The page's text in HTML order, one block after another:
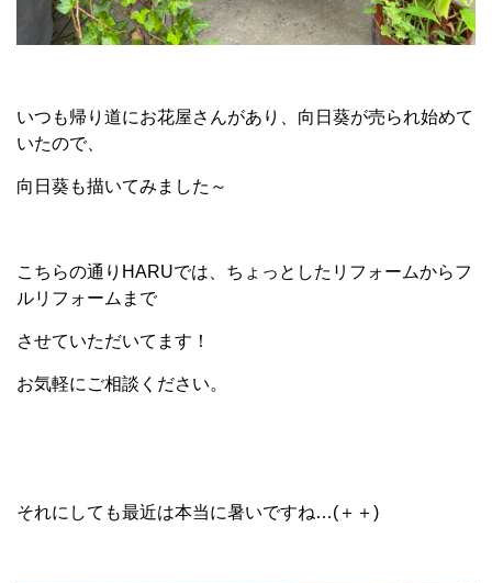
いつも帰り道にお花屋さんがあり、向日葵が売られ始めて
いたので、
向日葵も描いてみました～
こちらの通りHARUでは、ちょっとしたリフォームからフ
ルリフォームまで
させていただいてます！
お気軽にご相談ください。
それにしても最近は本当に暑いですね…(＋＋)